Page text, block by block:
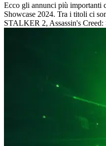
Ecco gli annunci più importanti
Showcase 2024. Tra i titoli ci
STALKER 2, Assassin's Creed: